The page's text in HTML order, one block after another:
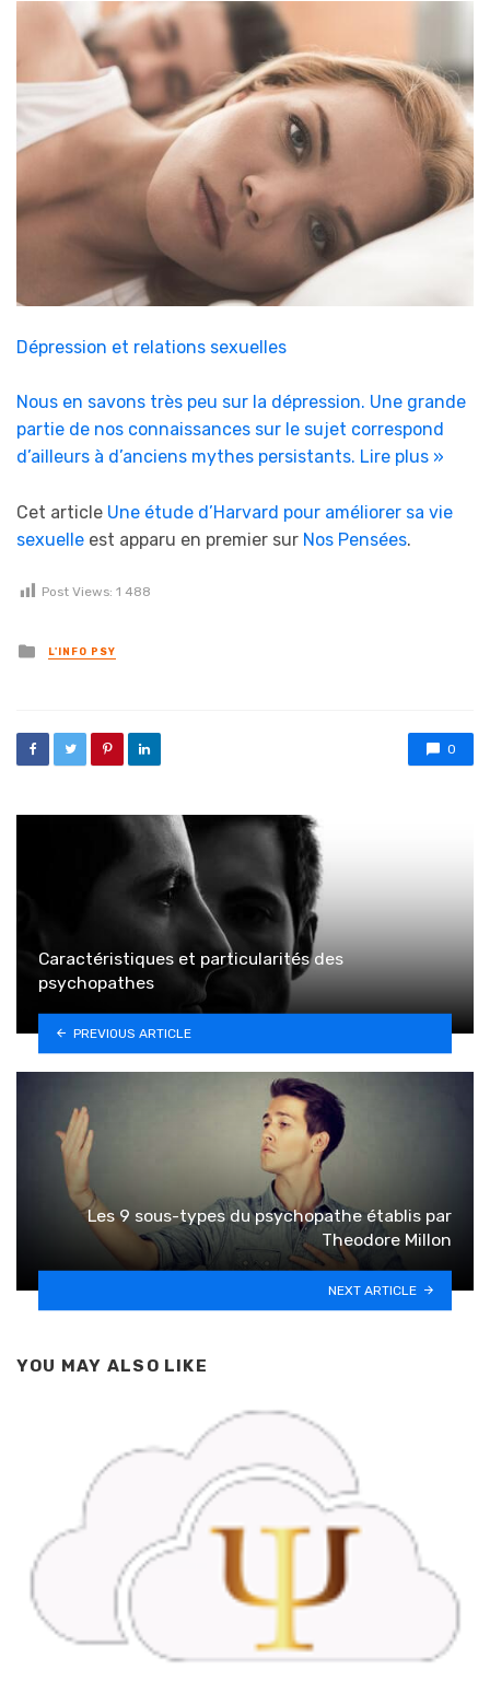
Dépression et relations sexuelles
Nous en savons très peu sur la dépression. Une grande
partie de nos connaissances sur le sujet correspond
d’ailleurs à d’anciens mythes persistants. Lire plus »
Cet article Une étude d’Harvard pour améliorer sa vie
sexuelle est apparu en premier sur Nos Pensées.
Post Views: 1 488
Posted in
L'INFO PSY
0
Caractéristiques et particularités des
psychopathes
PREVIOUS ARTICLE
Les 9 sous-types du psychopathe établis par
Theodore Millon
NEXT ARTICLE
YOU MAY ALSO LIKE